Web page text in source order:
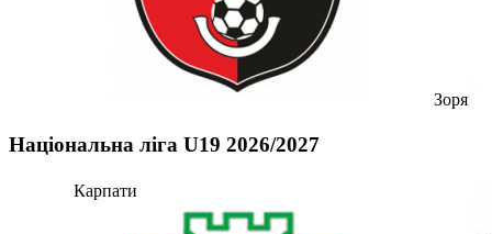
Зоря
Національна ліга U19 2026/2027
Карпати